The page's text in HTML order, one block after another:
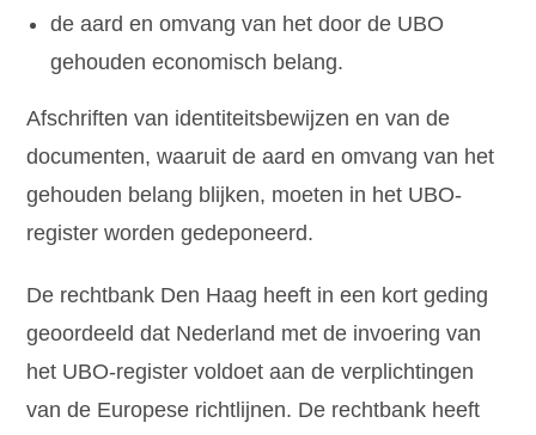
de aard en omvang van het door de UBO
gehouden economisch belang.
Afschriften van identiteitsbewijzen en van de
documenten, waaruit de aard en omvang van het
gehouden belang blijken, moeten in het UBO-
register worden gedeponeerd.
De rechtbank Den Haag heeft in een kort geding
geoordeeld dat Nederland met de invoering van
het UBO-register voldoet aan de verplichtingen
van de Europese richtlijnen. De rechtbank heeft